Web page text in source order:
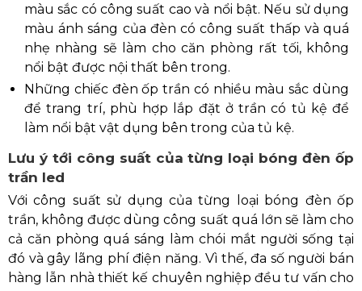
màu sắc có công suất cao và nổi bật. Nếu sử dụng
màu ánh sáng của đèn có công suất thấp và quá
nhẹ nhàng sẽ làm cho căn phòng rất tối, không
nổi bật được nội thất bên trong.
Những chiếc đèn ốp trần có nhiều màu sắc dùng
để trang trí, phù hợp lắp đặt ở trần có tủ kệ để
làm nổi bật vật dụng bên trong của tủ kệ.
Lưu ý tới công suất của từng loại bóng đèn ốp
trần led
Với công suất sử dụng của từng loại bóng đèn ốp
trần, không được dùng công suất quá lớn sẽ làm cho
cả căn phòng quá sáng làm chói mắt người sống tại
đó và gây lãng phí điện năng. Vì thế, đa số người bán
hàng lẫn nhà thiết kế chuyên nghiệp đều tư vấn cho